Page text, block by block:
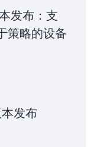
发布：支
策略的设备
发布